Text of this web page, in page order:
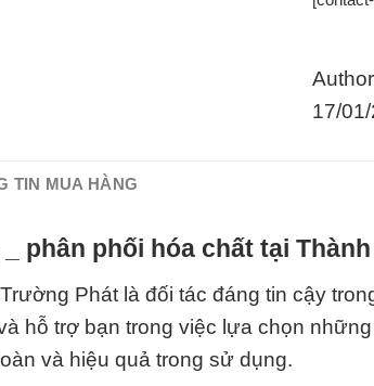
17/
TIN MUA HÀNG
phân phối hóa chất tại
Phát là đối tác đáng tin cậy
hỗ trợ bạn trong việc lựa chọn
và hiệu quả trong sử dụng.